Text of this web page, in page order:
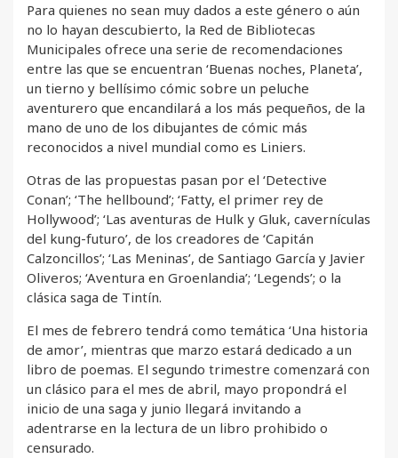
Para quienes no sean muy dados a este género o aún
no lo hayan descubierto, la Red de Bibliotecas
Municipales ofrece una serie de recomendaciones
entre las que se encuentran ‘Buenas noches, Planeta’,
un tierno y bellísimo cómic sobre un peluche
aventurero que encandilará a los más pequeños, de la
mano de uno de los dibujantes de cómic más
reconocidos a nivel mundial como es Liniers.
Otras de las propuestas pasan por el ‘Detective
Conan’; ‘The hellbound’; ‘Fatty, el primer rey de
Hollywood’; ‘Las aventuras de Hulk y Gluk, cavernículas
del kung-futuro’, de los creadores de ‘Capitán
Calzoncillos’; ‘Las Meninas’, de Santiago García y Javier
Oliveros; ‘Aventura en Groenlandia’; ‘Legends’; o la
clásica saga de Tintín.
El mes de febrero tendrá como temática ‘Una historia
de amor’, mientras que marzo estará dedicado a un
libro de poemas. El segundo trimestre comenzará con
un clásico para el mes de abril, mayo propondrá el
inicio de una saga y junio llegará invitando a
adentrarse en la lectura de un libro prohibido o
censurado.